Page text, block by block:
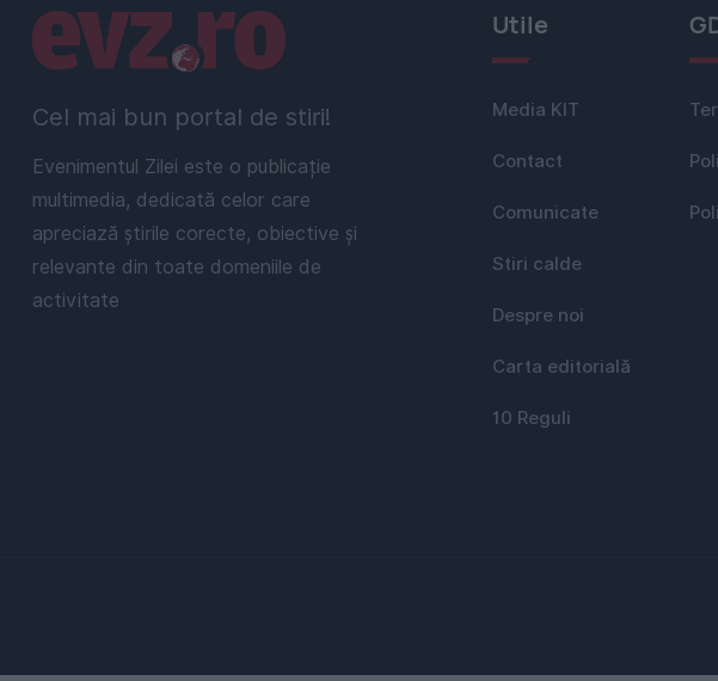
Cel mai bun portal de stiri!
Evenimentul Zilei este o publicație
multimedia, dedicată celor care
apreciază știrile corecte, obiective și
relevante din toate domeniile de
activitate
Linkuri utile Utile
Media KIT
Contact
Comunicate
Stiri calde
Despre noi
Carta editorială
10 Reguli